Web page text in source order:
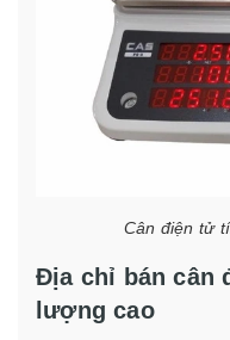
Cân điện tử
Địa chỉ bán cân
lượng cao